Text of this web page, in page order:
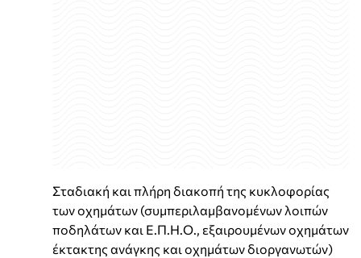
Σταδιακή και πλήρη διακοπή της κυκλοφορίας
των οχημάτων (συμπεριλαμβανομένων λοιπών
ποδηλάτων και Ε.Π.Η.Ο., εξαιρουμένων οχημάτων
έκτακτης ανάγκης και οχημάτων διοργανωτών)